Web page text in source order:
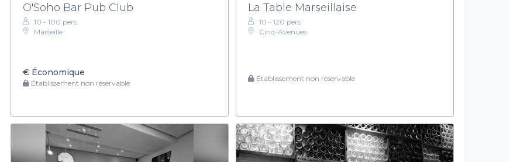
O'Soho Bar Pub Club
10 - 100 pers.
Marseille
€ Économique
Établissement non réservable
La Table Marseillaise
10 - 120 pers.
Cinq-Avenues
Établissement non réservable